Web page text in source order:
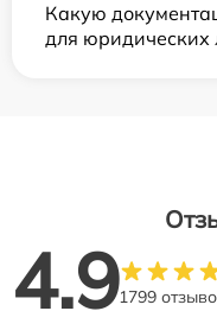
Какую
для юридических
4.91799